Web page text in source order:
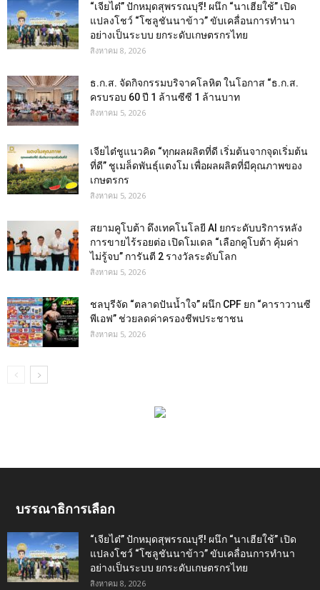
“เจียไต๋” ปักหมุดสุพรรณบุรี! ผนึก “นาเฮียใช้” เปิด
แปลงโชว์ “โซลูชันนาข้าว” ขับเคลื่อนการทำนา
อย่างเป็นระบบ ยกระดับเกษตรกรไทย
สิงหาคม 8, 2026
ธ.ก.ส. จัดกิจกรรมบริจาคโลหิต ในโอกาส “ธ.ก.ส.
ครบรอบ 60 ปี 1 ล้านซีซี 1 ล้านบาท
สิงหาคม 5, 2026
เจียไต๋ชูแนวคิด “ทุกผลผลิตที่ดี เริ่มต้นจากจุดเริ่มต้น
ที่ดี” ชูเมล็ดพันธุ์แตงโม เพื่อผลผลิตที่มีคุณภาพของ
เกษตรกร
สิงหาคม 5, 2026
สยามคูโบต้า ดึงเทคโนโลยี AI ยกระดับบริการหลัง
การขายไร้รอยต่อ เปิดโมเดล “เลือกคูโบต้า คุ้มค่า
ไม่รู้จบ” การันตี 2 รางวัลระดับโลก
สิงหาคม 5, 2026
ชลบุรีจัด “ตลาดปันน้ำใจ” ผนึก CPF ยก “คาราวานซี
พีเอฟ” ช่วยลดค่าครองชีพประชาชน
สิงหาคม 5, 2026
บรรณาธิการเลือก
“เจียไต๋” ปักหมุดสุพรรณบุรี! ผนึก “นาเฮียใช้” เปิด
แปลงโชว์ “โซลูชันนาข้าว” ขับเคลื่อนการทำนา
อย่างเป็นระบบ ยกระดับเกษตรกรไทย
สิงหาคม 8, 2026